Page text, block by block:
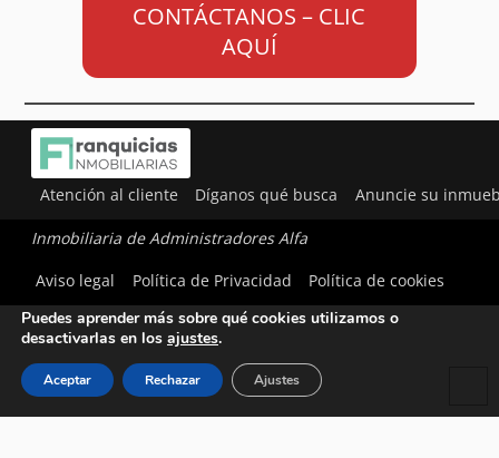
CONTÁCTANOS – CLIC
AQUÍ
Atención al cliente Díganos qué busca Anuncie su
Inmobiliaria de Administradores Alfa
Aviso legal
Política de Privacidad Política de cookies
Utilizamos cookies para ofrecerte la mejor experiencia en
Puedes aprender más sobre qué cookies utilizamos o
desactivarlas en los ajustes.
Aceptar Rechazar Ajustes